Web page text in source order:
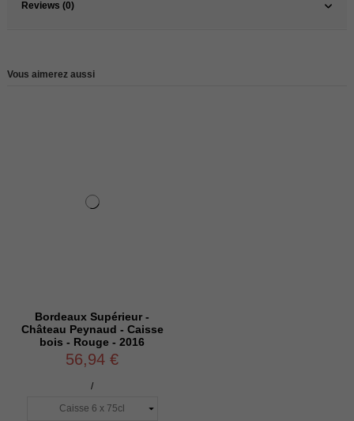
Reviews (0)
Vous aimerez aussi
Bordeaux Supérieur -
Château Peynaud - Caisse
bois - Rouge - 2016
56,94 €
/